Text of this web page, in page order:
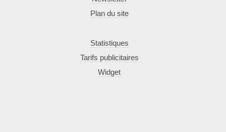
Plan du site
Statistiques
Tarifs publicitaires
Widget